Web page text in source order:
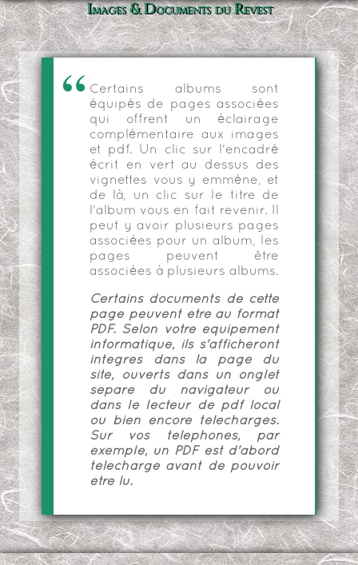
Images & Documents du Revest
Certains albums sont
équipés de pages associées
qui offrent un éclairage
complémentaire aux images
et pdf. Un clic sur l'encadré
écrit en vert au dessus des
vignettes vous y emmène, et
de là, un clic sur le titre de
l'album vous en fait revenir. Il
peut y avoir plusieurs pages
associées pour un album, les
pages peuvent être
associées à plusieurs albums.
Certains documents de cette
page peuvent être au format
PDF. Selon votre équipement
informatique, ils s'afficheront
intégrés dans la page du
site, ouverts dans un onglet
séparé du navigateur ou
dans le lecteur de pdf local
ou bien encore téléchargés.
Sur vos téléphones, par
exemple, un PDF est d'abord
téléchargé avant de pouvoir
être lu.